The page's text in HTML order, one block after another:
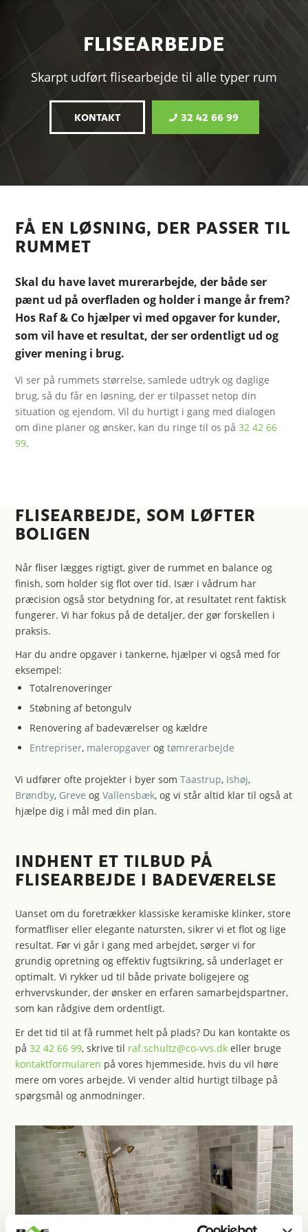
FLISEARBEJDE
Skarpt udført flisearbejde til alle typer rum
KONTAKT 32 42 66 99
FÅ EN LØSNING, DER PASSER TIL
RUMMET
Skal du have lavet murerarbejde, der både ser
pænt ud på overfladen og holder i mange år frem?
Hos Raf & Co hjælper vi med opgaver for kunder,
som vil have et resultat, der ser ordentligt ud og
giver mening i brug.
Vi ser på rummets størrelse, samlede udtryk og daglige
brug, så du får en løsning, der er tilpasset netop din
situation og ejendom. Vil du hurtigt i gang med dialogen
om dine planer og ønsker, kan du ringe til os på32 42 66
99.
FLISEARBEJDE, SOM LØFTER
BOLIGEN
Når fliser lægges rigtigt, giver de rummet en balance og
finish, som holder sig flot over tid. Især i vådrum har
præcision også stor betydning for, at resultatet rent faktisk
fungerer. Vi har fokus på de detaljer, der gør forskellen i
praksis.
Har du andre opgaver i tankerne, hjælper vi også med for
eksempel:
Totalrenoveringer
Støbning af betongulv
Renovering af badeværelser og kældre
Entrepriser, maleropgaver ogtømrerarbejde
Vi udfører ofte projekter i byer somTaastrup, Ishøj,
Brøndby, Greve ogVallensbæk, og vi står altid klar til også at
hjælpe dig i mål med din plan.
INDHENT ET TILBUD PÅ
FLISEARBEJDE I BADEVÆRELSE
Uanset om du foretrækker klassiske keramiske klinker, store
formatfliser eller elegante natursten, sikrer vi et flot og lige
resultat. Før vi går i gang med arbejdet, sørger vi for
grundig opretning og effektiv fugtsikring, så underlaget er
optimalt. Vi rykker ud til både private boligejere og
erhvervskunder, der ønsker en erfaren samarbejdspartner,
som kan rådgive dem ordentligt.
Er det tid til at få rummet helt på plads? Du kan kontakte os
på32 42 66 99, skrive til raf.schultz@co-vvs.dk eller bruge
kontaktformularen på vores hjemmeside, hvis du vil høre
mere om vores arbejde. Vi vender altid hurtigt tilbage på
spørgsmål og anmodninger.